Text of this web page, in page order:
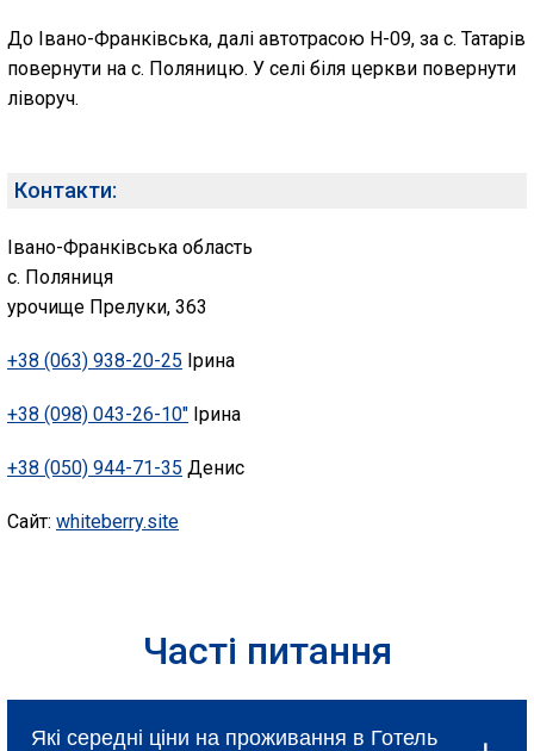
До Івано-Франківська, далі автотрасою H-09, за с. Татарів
повернути на с. Поляницю. У селі біля церкви повернути
ліворуч.
Контакти:
Івано-Франківська область
с. Поляниця
урочище Прелуки, 363
+38 (063) 938-20-25 Ірина
+38 (098) 043-26-10″ Ірина
+38 (050) 944-71-35 Денис
Сайт: whiteberry.site
Часті питання
Які середні ціни на проживання в Готель